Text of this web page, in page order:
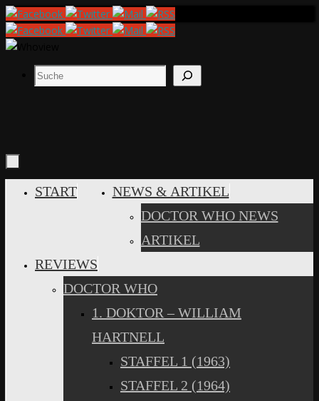
Zum
Inhalt
springen
Suchen
INHALT
START
NEWS & ARTIKEL
DOCTOR WHO NEWS
ARTIKEL
REVIEWS
DOCTOR WHO
1. DOKTOR – WILLIAM
HARTNELL
STAFFEL 1 (1963)
STAFFEL 2 (1964)